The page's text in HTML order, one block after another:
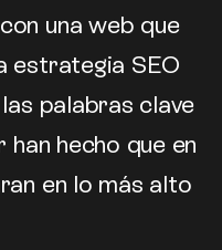
una web que
estrategia SEO
palabras clave
hecho que en
en lo más alto